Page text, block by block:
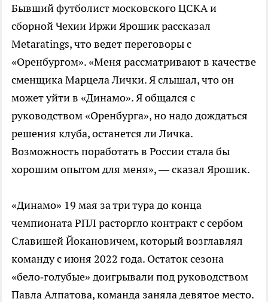
Бывший футболист московского ЦСКА и
сборной Чехии Иржи Ярошик рассказал
Metaratings, что ведет переговоры с
«Оренбургом». «Меня рассматривают в качестве
сменщика Марцела Лички. Я слышал, что он
может уйти в «Динамо». Я общался с
руководством «Оренбурга», но надо дождаться
решения клуба, останется ли Личка.
Возможность поработать в России стала бы
хорошим опытом для меня», — сказал Ярошик.
«Динамо» 19 мая за три тура до конца
чемпионата РПЛ расторгло контракт с сербом
Славишей Йокановичем, который возглавлял
команду с июня 2022 года. Остаток сезона
«бело‑голубые» доигрывали под руководством
Павла Алпатова, команда заняла девятое место.